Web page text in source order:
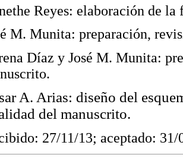
Reyes: elaboración de la
M. Munita: preparación,
Díaz y José M. Munita:
A. Arias: diseño del
del manuscrito.
27/11/13; aceptado: 31/